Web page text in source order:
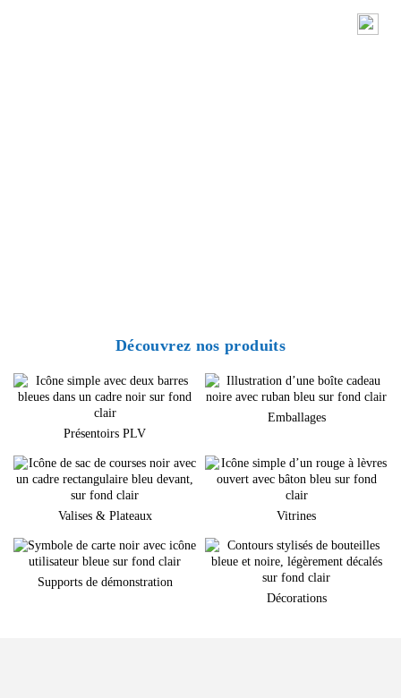
Découvrez nos produits
Présentoirs PLV
Emballages
Valises & Plateaux Vitrines
Supports de démonstration
Décorations